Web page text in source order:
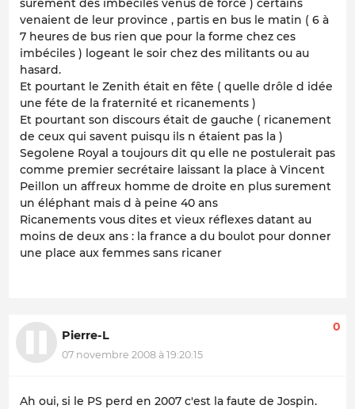
venaient de leur province , partis en bus le matin ( 6 à
7 heures de bus rien que pour la forme chez ces
imbéciles ) logeant le soir chez des militants ou au
hasard.
Et pourtant le Zenith était en fête ( quelle drôle d idée
une féte de la fraternité et ricanements )
Et pourtant son discours était de gauche ( ricanement
de ceux qui savent puisqu ils n étaient pas la )
Segolene Royal a toujours dit qu elle ne postulerait pas
comme premier secrétaire laissant la place à Vincent
Peillon un affreux homme de droite en plus surement
un éléphant mais d à peine 40 ans
Ricanements vous dites et vieux réflexes datant au
moins de deux ans : la france a du boulot pour donner
une place aux femmes sans ricaner
Pierre-L
07 novembre 2008 à 19:20:15
0
Ah oui, si le PS perd en 2007 c'est la faute de Jospin.